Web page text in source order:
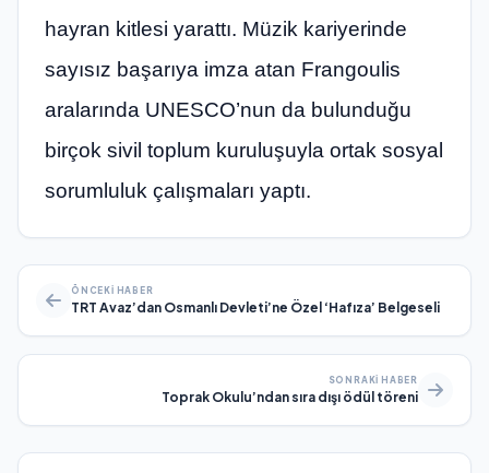
hayran kitlesi yarattı. Müzik kariyerinde
sayısız başarıya imza atan Frangoulis
aralarında UNESCO’nun da bulunduğu
birçok sivil toplum kuruluşuyla ortak sosyal
sorumluluk çalışmaları yaptı.
ÖNCEKI HABER
TRT Avaz’dan Osmanlı Devleti’ne Özel ‘Hafıza’ Belgeseli
SONRAKI HABER
Toprak Okulu’ndan sıra dışı ödül töreni